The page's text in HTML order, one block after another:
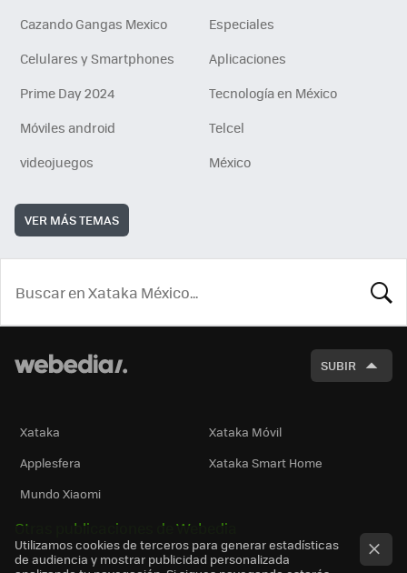
Cazando Gangas Mexico
Especiales
Celulares y Smartphones
Aplicaciones
Prime Day 2024
Tecnología en México
Móviles android
Telcel
videojuegos
México
VER MÁS TEMAS
SUBIR
Xataka
Xataka Móvil
Applesfera
Xataka Smart Home
Mundo Xiaomi
Otras publicaciones de Webedia
Utilizamos cookies de terceros para generar estadísticas
de audiencia y mostrar publicidad personalizada